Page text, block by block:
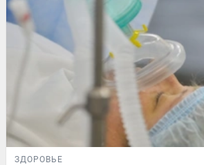
ЗДОРОВЬЕ